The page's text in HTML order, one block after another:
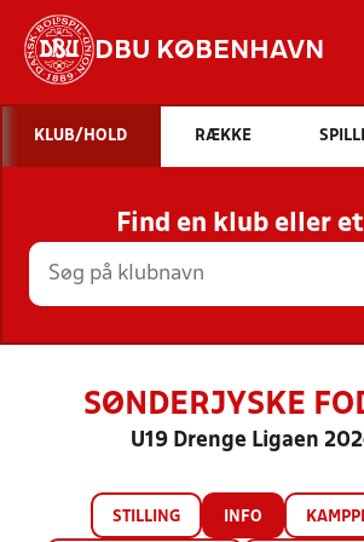
DBU KØBENHAVN
INDHOLD
STILLINGER, RESULTATER,
HOLD
KLUB/HOLD RÆKKE
Find en klub eller
SØNDERJYSKE
U19 Drenge Ligaen
STILLING INFO